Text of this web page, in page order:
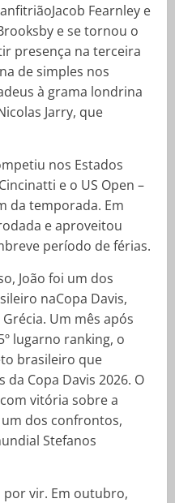
Fearnley e
e se tornou o
presença na terceira
de simples nos
à grama londrina
Jarry, que
nos Estados
e o US Open –
da temporada. Em
e aproveitou
período de férias.
João foi um dos
naCopa Davis,
Um mês após
lugarno ranking, o
brasileiro que
Copa Davis 2026. O
vitória sobre a
um dos confrontos,
Stefanos
por vir. Em outubro,